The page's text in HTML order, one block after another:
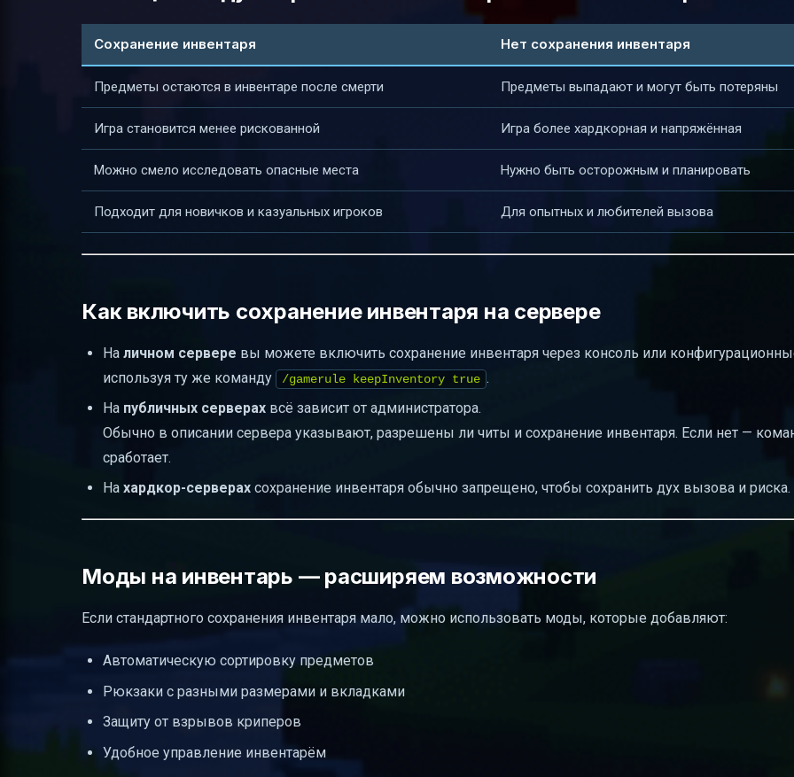
Сохранение инвентаря Нет сохранения инвентаря
Предметы остаются в инвентаре после смерти Предметы выпадают и могут быть потеряны
Игра становится менее рискованной Игра более хардкорная и напряжённая
Можно смело исследовать опасные места Нужно быть осторожным и планировать
Подходит для новичков и казуальных игроков Для опытных и любителей вызова
Как включить сохранение инвентаря на сервере
На личном сервере вы можете включить сохранение инвентаря через консоль или
используя ту же команду
/gamerule keepInventory true .
На публичных серверах всё зависит от администратора.
Обычно в описании сервера указывают, разрешены ли читы и сохранение инвентаря. Если нет —
сработает.
На хардкор-серверах сохранение инвентаря обычно запрещено, чтобы сохранить дух вызова и риска.
Моды на инвентарь — расширяем возможности
Если стандартного сохранения инвентаря мало, можно использовать моды, которые добавляют:
Автоматическую сортировку предметов
Рюкзаки с разными размерами и вкладками
Защиту от взрывов криперов
Удобное управление инвентарём